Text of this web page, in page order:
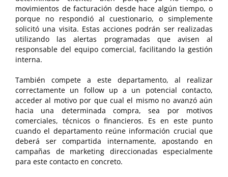
movimientos de facturación desde hace algún tiempo, o
porque no respondió al cuestionario, o simplemente
solicitó una visita. Estas acciones podrán ser realizadas
utilizando las alertas programadas que avisen al
responsable del equipo comercial, facilitando la gestión
interna.
También compete a este departamento, al realizar
correctamente un follow up a un potencial contacto,
acceder al motivo por que cual el mismo no avanzó aún
hacia una determinada compra, sea por motivos
comerciales, técnicos o financieros. Es en este punto
cuando el departamento reúne información crucial que
deberá ser compartida internamente, apostando en
campañas de marketing direccionadas especialmente
para este contacto en concreto.